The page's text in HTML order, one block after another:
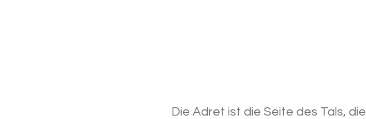
Die Adret ist die Seite des Tals,